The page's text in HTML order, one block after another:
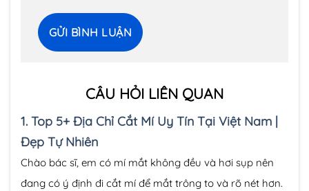
CÂU HỎI LIÊN QUAN
1. Top 5+ Địa Chỉ Cắt Mí Uy Tín Tại Việt Nam |
Đẹp Tự Nhiên
Chào bác sĩ, em có mí mắt không đều và hơi sụp nên
đang có ý định đi cắt mí để mắt trông to và rõ nét hơn.